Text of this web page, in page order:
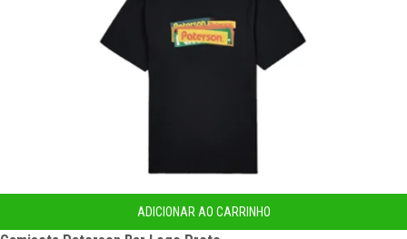
ADICIONAR AO CARRINHO